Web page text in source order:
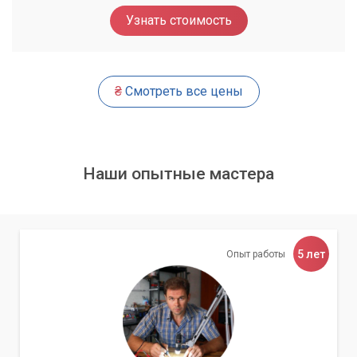
к решению каждой проблемы индивидуально, используя
проверенные методики и современное оборудование.
Первый шаг – это тщательная диагностика. Мы используем
Восстановление файловой системы
После выявления проблемы наши специалисты приступают
к восстановлению поврежденной логической структуры
диска. Это может включать восстановление таблицы
Узнать стоимость
₴Смотреть все цены
Наши опытные мастера
Опыт работы 5 лет